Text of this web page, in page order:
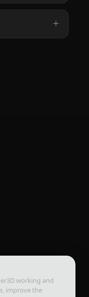
working and
improve the